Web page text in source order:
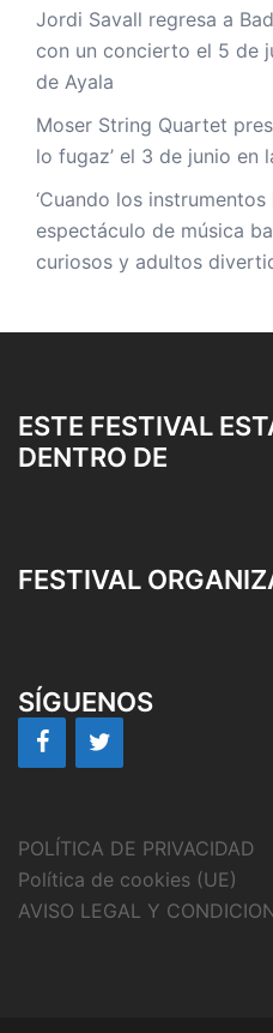
Jordi Savall regresa a
con un concierto el 5 de
de Ayala
Moser String Quartet
lo fugaz’ el 3 de junio en
‘Cuando los instrumentos
espectáculo de música
curiosos y adultos
ESTE FESTIVAL
DENTRO DE
FESTIVAL
SÍGUENOS
POLÍTICA DE PRIVACIDAD
Política de cookies (UE)
AVISO LEGAL Y